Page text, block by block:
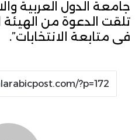
جامعة الدول العربية
تلقت الدعوة من الهيئة
فى متابعة الانتخابات”.